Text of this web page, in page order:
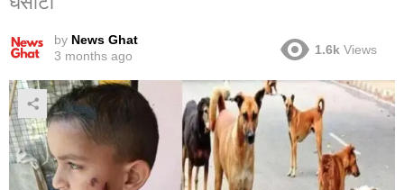
by News Ghat
3 months ago
1.6k Views